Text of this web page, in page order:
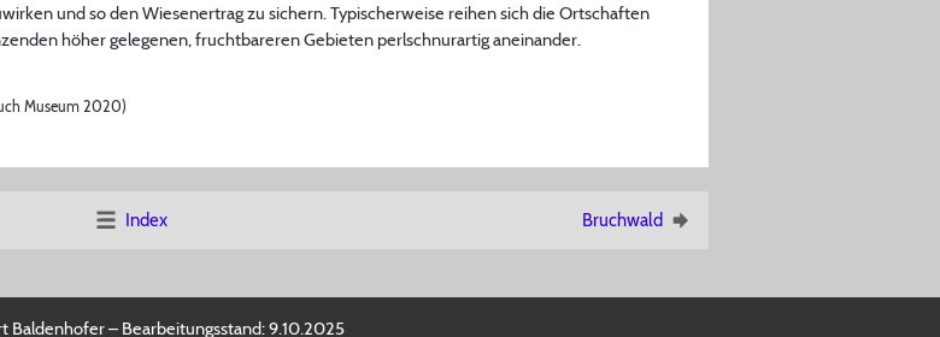
und so den Wiesenertrag zu sichern. Typischerweise reihen sich die Ortschaften
höher gelegenen, fruchtbareren Gebieten perlschnurartig aneinander.
Museum 2020)
Index Bruchwald
Baldenhofer – Bearbeitungsstand:9.10.2025